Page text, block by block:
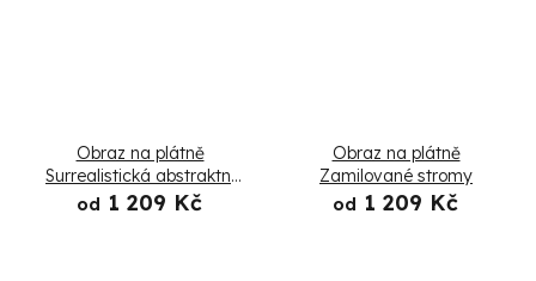
Obraz na plátně
Surrealistická abstraktní
žena
od 1 209 Kč
Obraz na plátně
Zamilované stromy
od 1 209 Kč